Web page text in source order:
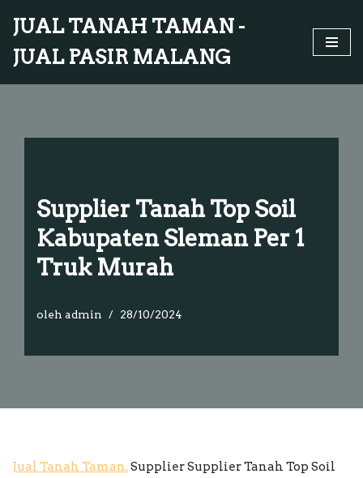
ke
konten
JUAL TANAH TAMAN -
JUAL PASIR MALANG
Supplier Tanah Top Soil
Kabupaten Sleman Per 1
Truk Murah
oleh admin 28/10/2024
Jual Tanah Taman.Supplier Supplier Tanah Top Soil